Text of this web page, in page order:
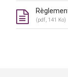
(pdf, 141 Ko)